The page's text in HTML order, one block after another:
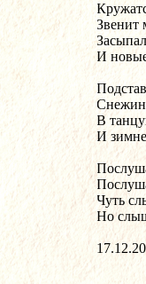
Звенит
И
В
И
Чуть
Но